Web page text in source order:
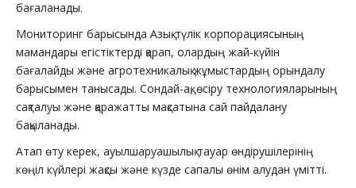
бағаланады.
Мониторинг барысында Азық-түлік корпорациясының
мамандары егістіктерді қарап, олардың жай-күйін
бағалайды және агротехникалық жұмыстардың орындалу
барысымен танысады. Сондай-ақ, өсіру технологияларының
сақталуы және қаражатты мақсатына сай пайдалану
бақыланады.
Атап өту керек, ауылшаруашылық тауар өндірушілерінің
көңіл күйлері жақсы және күзде сапалы өнім алудан үмітті.